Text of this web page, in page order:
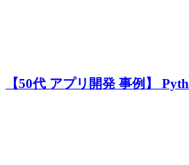
【50代 アプリ開発 事例】